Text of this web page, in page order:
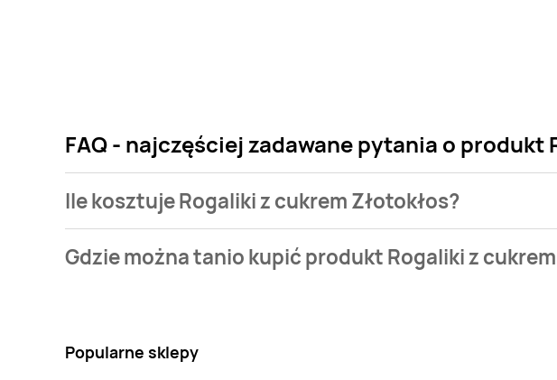
FAQ - najczęściej zadawane pytania o produkt
Ile kosztuje Rogaliki z cukrem Złotokłos?
cukrem Złotokłos kosztuje od 8,5 zł do 15,98 zł.
Gdzie można tanio kupić produkt Rogaliki z
Popularne sklepy